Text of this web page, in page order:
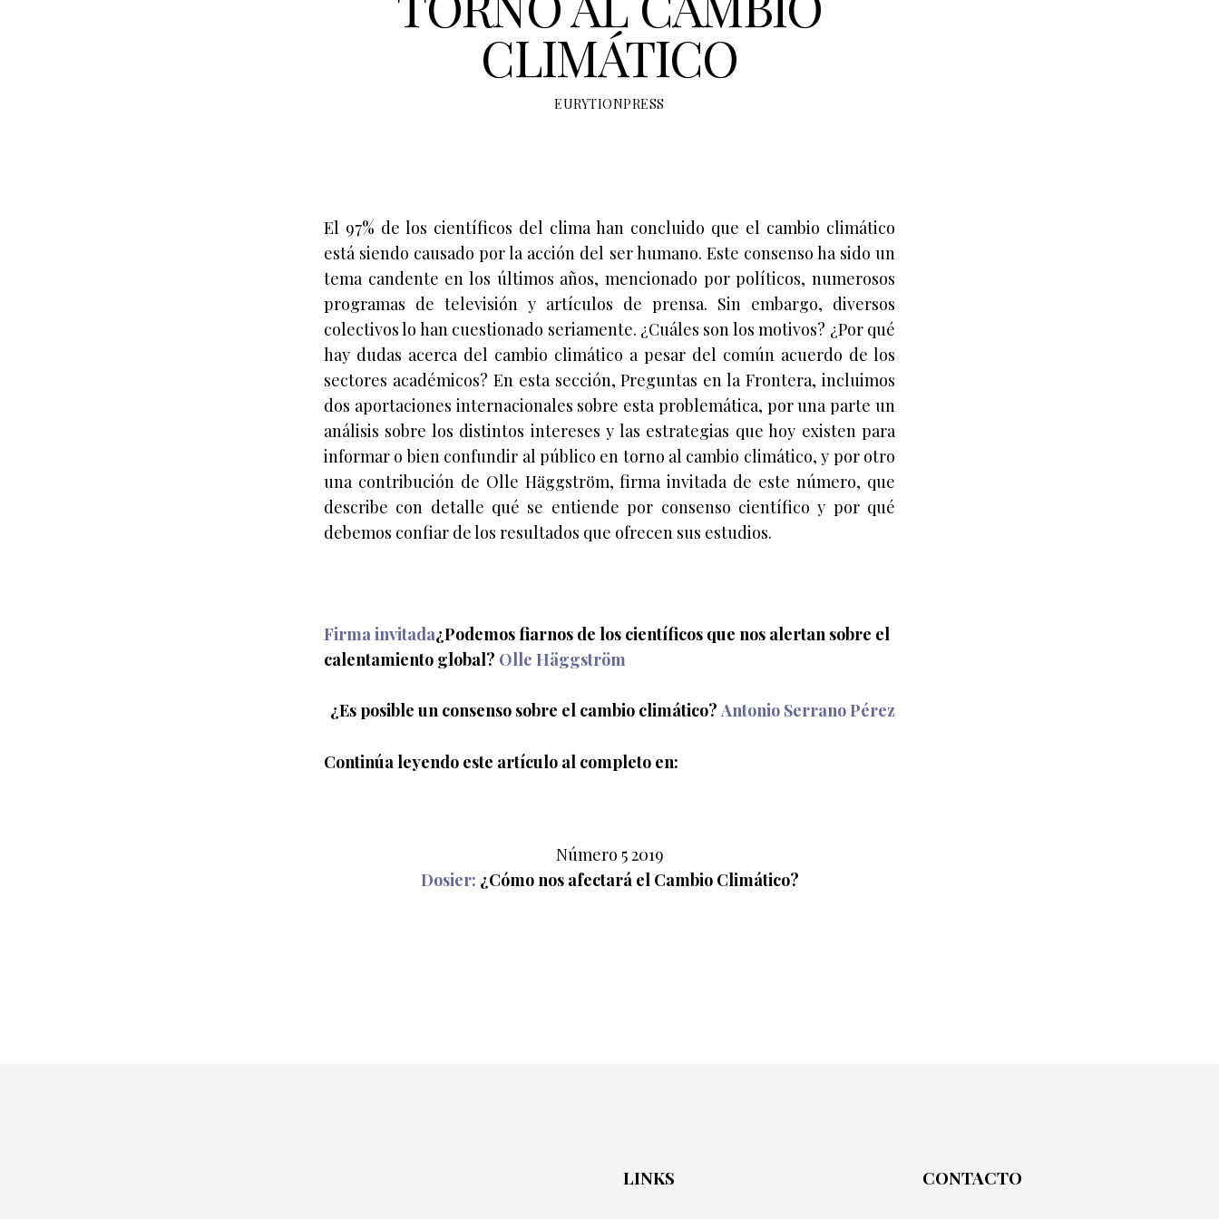
CLIMÁTICO
EURYTIONPRESS
El 97% de los científicos del clima han concluido que el cambio climático
está siendo causado por la acción del ser humano. Este consenso ha sido un
tema candente en los últimos años, mencionado por políticos, numerosos
programas de televisión y artículos de prensa. Sin embargo, diversos
colectivos lo han cuestionado seriamente. ¿Cuáles son los motivos? ¿Por qué
hay dudas acerca del cambio climático a pesar del común acuerdo de los
sectores académicos? En esta sección, Preguntas en la Frontera, incluimos
dos aportaciones internacionales sobre esta problemática, por una parte un
análisis sobre los distintos intereses y las estrategias que hoy existen para
informar o bien confundir al público en torno al cambio climático, y por otro
una contribución de Olle Häggström, firma invitada de este número, que
describe con detalle qué se entiende por consenso científico y por qué
debemos confiar de los resultados que ofrecen sus estudios.
Firma invitada¿Podemos fiarnos de los científicos que nos alertan sobre el
calentamiento global? Olle Häggström
¿Es posible un consenso sobre el cambio climático? Antonio Serrano Pérez
Continúa leyendo este artículo al completo en:
Número 5 2019
Dosier: ¿Cómo nos afectará el Cambio Climático?
LINKS CONTACTO